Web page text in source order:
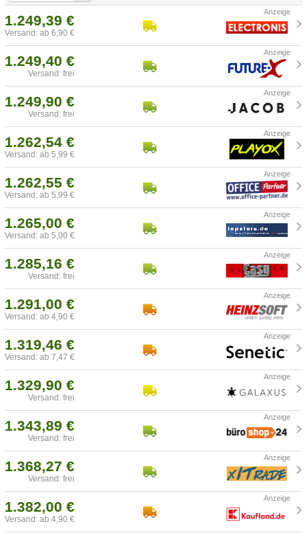
1.249,39 €
Versand: ab 6,90 €
1.249,40 €
Versand: frei
1.249,90 €
Versand: frei
1.262,54 €
Versand: ab 5,99 €
1.262,55 €
Versand: ab 5,99 €
1.265,00 €
Versand: ab 5,00 €
1.285,16 €
Versand: frei
1.291,00 €
Versand: ab 4,90 €
1.319,46 €
Versand: ab 7,47 €
1.329,90 €
Versand: frei
1.343,89 €
Versand: frei
1.368,27 €
Versand: frei
1.382,00 €
Versand: ab 4,90 €